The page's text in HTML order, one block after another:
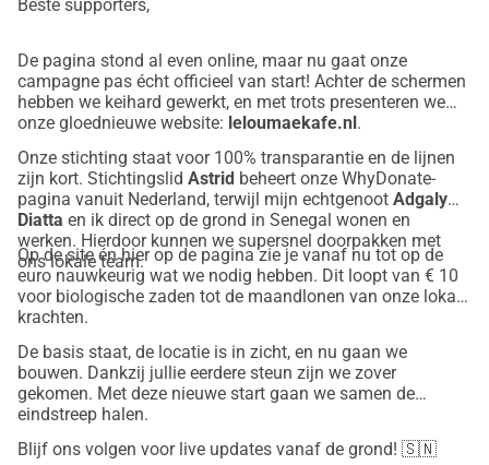
Beste supporters,
De pagina stond al even online, maar nu gaat onze
campagne pas écht officieel van start! Achter de schermen
hebben we keihard gewerkt, en met trots presenteren we
onze gloednieuwe website: leloumaekafe.nl.
Onze stichting staat voor 100% transparantie en de lijnen
zijn kort. Stichtingslid Astrid beheert onze WhyDonate-
pagina vanuit Nederland, terwijl mijn echtgenoot Adgaly
Diatta en ik direct op de grond in Senegal wonen en
werken. Hierdoor kunnen we supersnel doorpakken met
ons lokale team.
Op de site én hier op de pagina zie je vanaf nu tot op de
euro nauwkeurig wat we nodig hebben. Dit loopt van € 10
voor biologische zaden tot de maandlonen van onze lokale
krachten.
De basis staat, de locatie is in zicht, en nu gaan we
bouwen. Dankzij jullie eerdere steun zijn we zover
gekomen. Met deze nieuwe start gaan we samen de
eindstreep halen.
Blijf ons volgen voor live updates vanaf de grond! 🇸🇳